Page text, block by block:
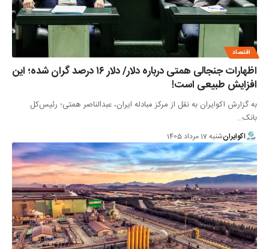
اقتصاد
اظهارات جنجالی همتی درباره دلار/ دلار ۱۶ درصد گران شده؛ این
افزایش طبیعی است!
به گزارش اکوایران به نقل از مرکز مبادله ایران، عبدالناصر همتی؛ رئیس‌کل
بانک…
اکوایرانشنبه 17 مرداد 1405